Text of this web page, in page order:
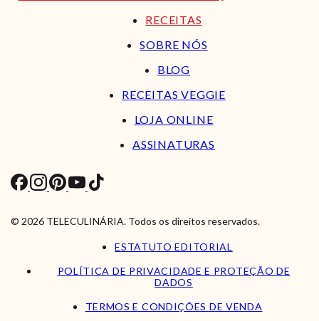
RECEITAS
SOBRE NÓS
BLOG
RECEITAS VEGGIE
LOJA ONLINE
ASSINATURAS
© 2026 TELECULINÁRIA. Todos os direitos reservados.
ESTATUTO EDITORIAL
POLÍTICA DE PRIVACIDADE E PROTEÇÃO DE
DADOS
TERMOS E CONDIÇÕES DE VENDA